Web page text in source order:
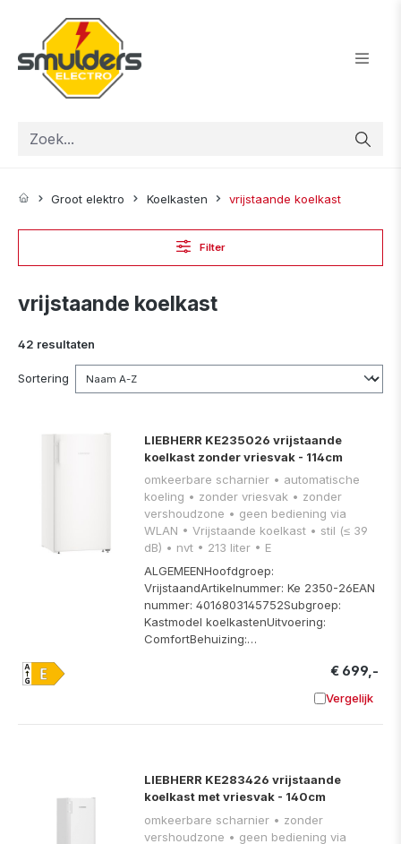
Groot elektro Koelkasten vrijstaande koelkast
Filter
vrijstaande koelkast
42 resultaten
Sortering
LIEBHERR KE235026 vrijstaande
koelkast zonder vriesvak - 114cm
omkeerbare scharnier • automatische
koeling • zonder vriesvak • zonder
vershoudzone • geen bediening via
WLAN • Vrijstaande koelkast • stil (≤ 39
dB) • nvt • 213 liter • E
ALGEMEENHoofdgroep:
VrijstaandArtikelnummer: Ke 2350-26EAN
nummer: 4016803145752Subgroep:
Kastmodel koelkastenUitvoering:
ComfortBehuizing:…
€ 699,-
Vergelijk
LIEBHERR KE283426 vrijstaande
koelkast met vriesvak - 140cm
omkeerbare scharnier • zonder
vershoudzone • geen bediening via